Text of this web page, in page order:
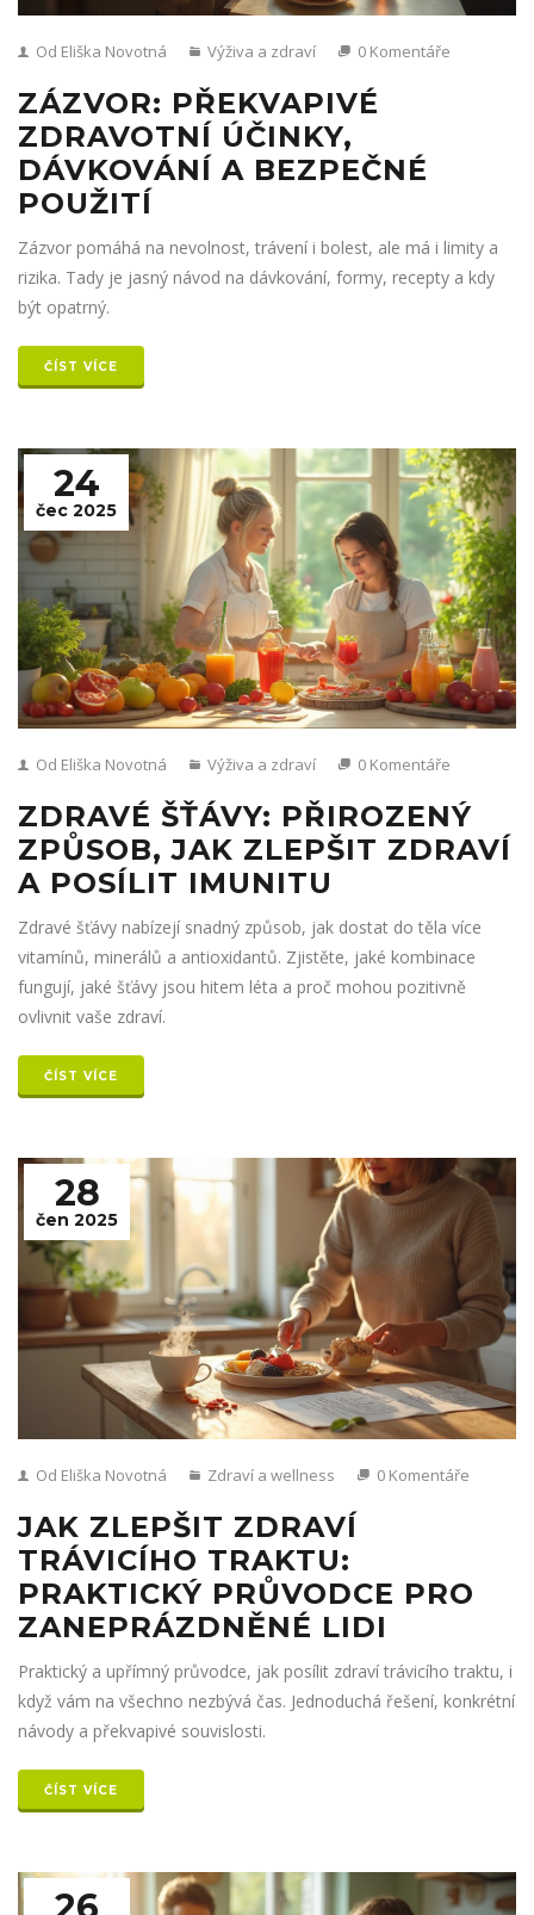
Od Eliška Novotná Výživa a zdraví 0 Komentáře
ZÁZVOR: PŘEKVAPIVÉ
ZDRAVOTNÍ ÚČINKY,
DÁVKOVÁNÍ A BEZPEČNÉ
POUŽITÍ
Zázvor pomáhá na nevolnost, trávení i bolest, ale má i limity a
rizika. Tady je jasný návod na dávkování, formy, recepty a kdy
být opatrný.
ČÍST VÍCE
24
čec 2025
Od Eliška Novotná Výživa a zdraví 0 Komentáře
ZDRAVÉ ŠŤÁVY: PŘIROZENÝ
ZPŮSOB, JAK ZLEPŠIT ZDRAVÍ
A POSÍLIT IMUNITU
Zdravé šťávy nabízejí snadný způsob, jak dostat do těla více
vitamínů, minerálů a antioxidantů. Zjistěte, jaké kombinace
fungují, jaké šťávy jsou hitem léta a proč mohou pozitivně
ovlivnit vaše zdraví.
ČÍST VÍCE
28
čen 2025
Od Eliška Novotná Zdraví a wellness 0 Komentáře
JAK ZLEPŠIT ZDRAVÍ
TRÁVICÍHO TRAKTU:
PRAKTICKÝ PRŮVODCE PRO
ZANEPRÁZDNĚNÉ LIDI
Praktický a upřímný průvodce, jak posílit zdraví trávicího traktu, i
když vám na všechno nezbývá čas. Jednoduchá řešení, konkrétní
návody a překvapivé souvislosti.
ČÍST VÍCE